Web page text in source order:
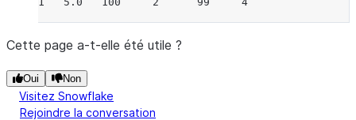
Cette page a-t-elle été utile ?
Oui Non
Visitez Snowflake
Rejoindre la conversation